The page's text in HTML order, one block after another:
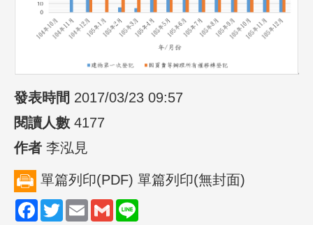
發表時間 2017/03/23 09:57
閱讀人數 4177
作者 李泓見
單篇列印(PDF) 單篇列印(無封面)
Facebook
TwitterEmailGmail